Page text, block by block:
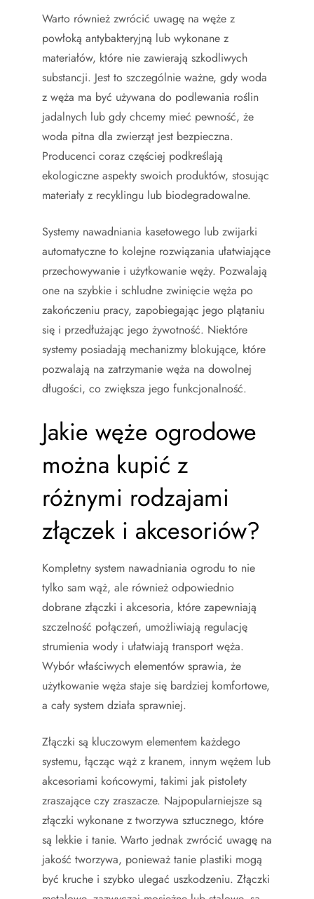
Warto również zwrócić uwagę na węże z
powłoką antybakteryjną lub wykonane z
materiałów, które nie zawierają szkodliwych
substancji. Jest to szczególnie ważne, gdy woda
z węża ma być używana do podlewania roślin
jadalnych lub gdy chcemy mieć pewność, że
woda pitna dla zwierząt jest bezpieczna.
Producenci coraz częściej podkreślają
ekologiczne aspekty swoich produktów, stosując
materiały z recyklingu lub biodegradowalne.
Systemy nawadniania kasetowego lub zwijarki
automatyczne to kolejne rozwiązania ułatwiające
przechowywanie i użytkowanie węży. Pozwalają
one na szybkie i schludne zwinięcie węża po
zakończeniu pracy, zapobiegając jego plątaniu
się i przedłużając jego żywotność. Niektóre
systemy posiadają mechanizmy blokujące, które
pozwalają na zatrzymanie węża na dowolnej
długości, co zwiększa jego funkcjonalność.
Jakie węże ogrodowe
można kupić z
różnymi rodzajami
złączek i akcesoriów?
Kompletny system nawadniania ogrodu to nie
tylko sam wąż, ale również odpowiednio
dobrane złączki i akcesoria, które zapewniają
szczelność połączeń, umożliwiają regulację
strumienia wody i ułatwiają transport węża.
Wybór właściwych elementów sprawia, że
użytkowanie węża staje się bardziej komfortowe,
a cały system działa sprawniej.
Złączki są kluczowym elementem każdego
systemu, łącząc wąż z kranem, innym wężem lub
akcesoriami końcowymi, takimi jak pistolety
zraszające czy zraszacze. Najpopularniejsze są
złączki wykonane z tworzywa sztucznego, które
są lekkie i tanie. Warto jednak zwrócić uwagę na
jakość tworzywa, ponieważ tanie plastiki mogą
być kruche i szybko ulegać uszkodzeniu. Złączki